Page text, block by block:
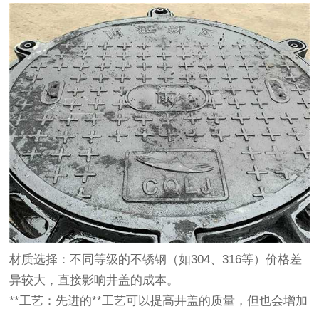
材质选择 ：不同等级的不锈钢（如304、316等）价格差
异较大，直接影响井盖的成本。
**工艺 ：先进的**工艺可以提高井盖的质量，但也会增加